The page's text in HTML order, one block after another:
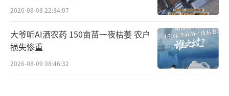
2026-08-08 22:34:07
大爷听AI洒农药 150亩苗一夜枯萎 农户
损失惨重
2026-08-09 08:46:32